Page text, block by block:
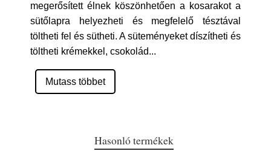
megerősített élnek köszönhetően a kosarakot a
sütőlapra helyezheti és megfelelő tésztával
töltheti fel és sütheti. A süteményeket díszítheti és
töltheti krémekkel, csokolád...
Mutass többet
Hasonló termékek